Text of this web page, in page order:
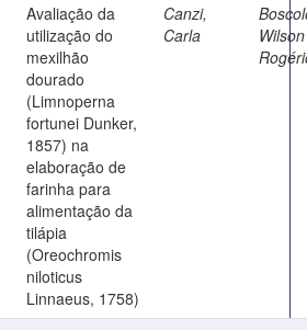
Avaliação da
utilização do
mexilhão
dourado
(Limnoperna
fortunei Dunker,
1857) na
elaboração de
farinha para
alimentação da
tilápia
(Oreochromis
niloticus
Linnaeus, 1758)
Canzi,
Carla
Wilson